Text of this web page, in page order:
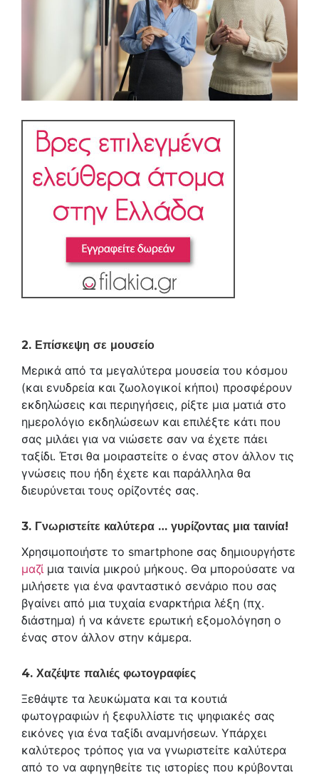
2. Επίσκεψη σε μουσείο
Μερικά από τα μεγαλύτερα μουσεία του κόσμου
(και ενυδρεία και ζωολογικοί κήποι) προσφέρουν
εκδηλώσεις και περιηγήσεις, ρίξτε μια ματιά στο
ημερολόγιο εκδηλώσεων και επιλέξτε κάτι που
σας μιλάει για να νιώσετε σαν να έχετε πάει
ταξίδι. Έτσι θα μοιραστείτε ο ένας στον άλλον τις
γνώσεις που ήδη έχετε και παράλληλα θα
διευρύνεται τους ορίζοντές σας.
3. Γνωριστείτε καλύτερα … γυρίζοντας μια ταινία!
Χρησιμοποιήστε το smartphone σας δημιουργήστε
μαζί μια ταινία μικρού μήκους. Θα μπορούσατε να
μιλήσετε για ένα φανταστικό σενάριο που σας
βγαίνει από μια τυχαία εναρκτήρια λέξη (πχ.
διάστημα) ή να κάνετε ερωτική εξομολόγηση ο
ένας στον άλλον στην κάμερα.
4. Χαζέψτε παλιές φωτογραφίες
Ξεθάψτε τα λευκώματα και τα κουτιά
φωτογραφιών ή ξεφυλλίστε τις ψηφιακές σας
εικόνες για ένα ταξίδι αναμνήσεων. Υπάρχει
καλύτερος τρόπος για να γνωριστείτε καλύτερα
από το να αφηγηθείτε τις ιστορίες που κρύβονται